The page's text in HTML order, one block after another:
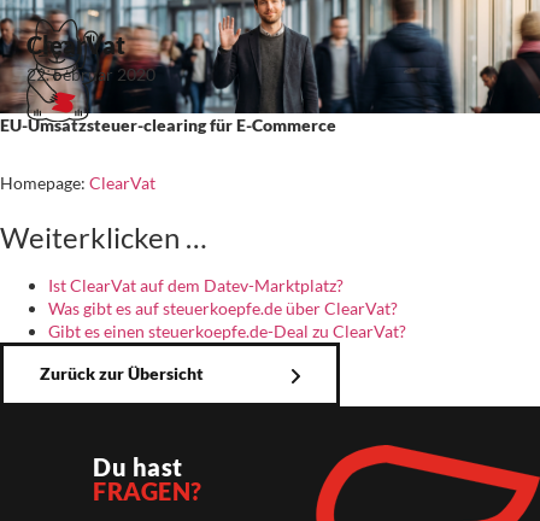
ClearVat
22. Februar 2020
EU-Umsatzsteuer-clearing für E-Commerce
Homepage: ClearVat
Weiterklicken …
Ist ClearVat auf dem Datev-Marktplatz?
Was gibt es auf steuerkoepfe.de über ClearVat?
Gibt es einen steuerkoepfe.de-Deal zu ClearVat?
Zurück zur Übersicht
Du hast
FRAGEN?